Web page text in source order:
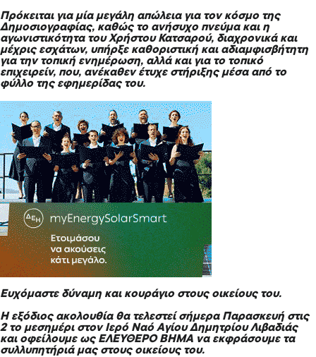
Πρόκειται για μία μεγάλη απώλεια για τον κόσμο της
Δημοσιογραφίας, καθώς το ανήσυχο πνεύμα και η
αγωνιστικότητα του Χρήστου Κατσαρού, διαχρονικά και
μέχρις εσχάτων, υπήρξε καθοριστική και αδιαμφισβήτητη
για την τοπική ενημέρωση, αλλά και για το τοπικό
επιχειρείν, που, ανέκαθεν έτυχε στήριξης μέσα από το
φύλλο της εφημερίδας του.
Ευχόμαστε δύναμη και κουράγιο στους οικείους του.
Η εξόδιος ακολουθία θα τελεστεί σήμερα Παρασκευή στις
2 το μεσημέρι στον Ιερό Ναό Αγίου Δημητρίου Λιβαδιάς
και οφείλουμε ως ΕΛΕΥΘΕΡΟ ΒΗΜΑ να εκφράσουμε τα
συλλυπητήριά μας στους οικείους του.